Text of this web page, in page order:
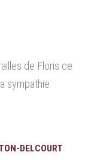
de Floris ce
sympathie
DELCOURT